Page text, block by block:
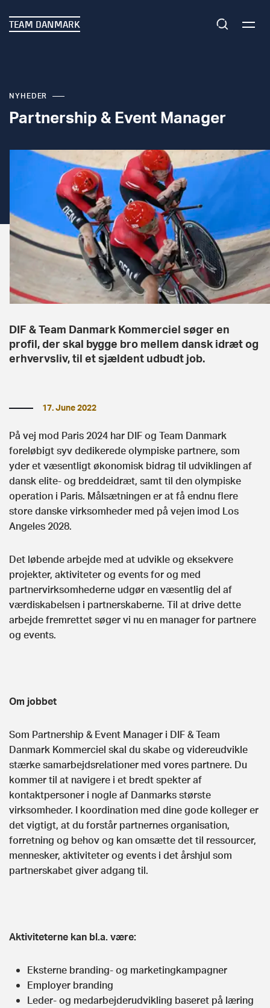
TEAM DANMARK
NYHEDER
Partnership & Event Manager
DIF & Team Danmark Kommerciel søger en
profil, der skal bygge bro mellem dansk idræt og
erhvervsliv, til et sjældent udbudt job.
17. June 2022
På vej mod Paris 2024 har DIF og Team Danmark
foreløbigt syv dedikerede olympiske partnere, som
yder et væsentligt økonomisk bidrag til udviklingen af
dansk elite- og breddeidræt, samt til den olympiske
operation i Paris. Målsætningen er at få endnu flere
store danske virksomheder med på vejen imod Los
Angeles 2028.
Det løbende arbejde med at udvikle og eksekvere
projekter, aktiviteter og events for og med
partnervirksomhederne udgør en væsentlig del af
værdiskabelsen i partnerskaberne. Til at drive dette
arbejde fremrettet søger vi nu en manager for partnere
og events.
Om jobbet
Som Partnership & Event Manager i DIF & Team
Danmark Kommerciel skal du skabe og videreudvikle
stærke samarbejdsrelationer med vores partnere. Du
kommer til at navigere i et bredt spekter af
kontaktpersoner i nogle af Danmarks største
virksomheder. I koordination med dine gode kolleger er
det vigtigt, at du forstår partnernes organisation,
forretning og behov og kan omsætte det til ressourcer,
mennesker, aktiviteter og events i det årshjul som
partnerskabet giver adgang til.
Aktiviteterne kan bl.a. være:
Eksterne branding- og marketingkampagner
Employer branding
Leder- og medarbejderudvikling baseret på læring